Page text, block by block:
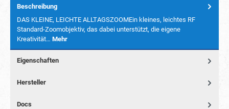
Beschreibung
DAS KLEINE, LEICHTE ALLTAGSZOOMEin kleines, leichtes RF
Standard-Zoomobjektiv, das dabei unterstützt, die eigene
Kreativität… Mehr
Eigenschaften
Hersteller
Docs